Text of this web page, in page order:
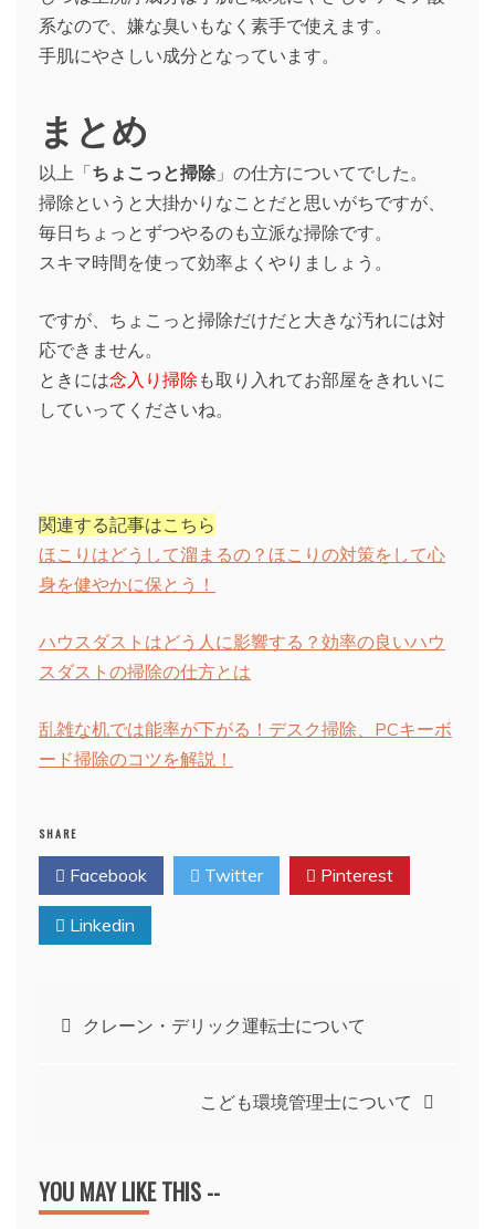
系なので、嫌な臭いもなく素手で使えます。
手肌にやさしい成分となっています。
まとめ
以上「ちょこっと掃除 」の仕方についてでした。
掃除というと大掛かりなことだと思いがちですが、
毎日ちょっとずつやるのも立派な掃除です。
スキマ時間を使って効率よくやりましょう。
ですが、ちょこっと掃除だけだと大きな汚れには対
応できません。
ときには念入り掃除 も取り入れてお部屋をきれいに
していってくださいね。
関連する記事はこちら
ほこりはどうして溜まるの？ほこりの対策をして心
身を健やかに保とう！
ハウスダストはどう人に影響する？効率の良いハウ
スダストの掃除の仕方とは
乱雑な机では能率が下がる！デスク掃除、PCキーボ
ード掃除のコツを解説！
SHARE
Facebook Twitter Pinterest
Linkedin
投
ビ
クレーン・デリック運転士について
こども環境管理士について
YOU MAY LIKE THIS --